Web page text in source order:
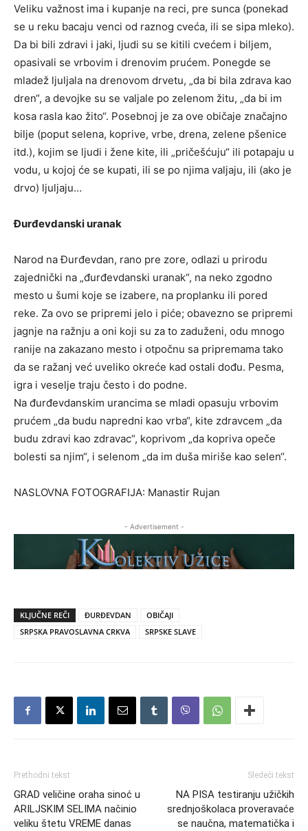
Veliku važnost ima i kupanje na reci, pre sunca (ponekad
se u reku bacaju venci od raznog cveća, ili se sipa mleko).
Da bi bili zdravi i jaki, ljudi su se kitili cvećem i biljem,
opasivali se vrbovim i drenovim prućem. Ponegde se
mladež ljuljala na drenovom drvetu, „da bi bila zdrava kao
dren“, a devojke su se valjale po zelenom žitu, „da bi im
kosa rasla kao žito“. Posebnoj je za ove običaje značajno
bilje (poput selena, koprive, vrbe, drena, zelene pšenice
itd.), kojim se ljudi i žene kite, ili „pričešćuju“ ili potapaju u
vodu, u kojoj će se kupati, ili se po njima valjaju, ili (ako je
drvo) ljuljaju…
Đurđevdanski uranak
Narod na Đurđevdan, rano pre zore, odlazi u prirodu
zajednički na „đurđevdanski uranak“, na neko zgodno
mesto u šumi koje se izabere, na proplanku ili pored
reke. Za ovo se pripremi jelo i piće; obavezno se pripremi
jagnje na ražnju a oni koji su za to zaduženi, odu mnogo
ranije na zakazano mesto i otpočnu sa pripremama tako
da se ražanj već uveliko okreće kad ostali dođu. Pesma,
igra i veselje traju često i do podne.
Na đurđevdanskim urancima se mladi opasuju vrbovim
prućem „da budu napredni kao vrba“, kite zdravcem „da
budu zdravi kao zdravac“, koprivom „da kopriva opeče
bolesti sa njim“, i selenom „da im duša miriše kao selen“.
NASLOVNA FOTOGRAFIJA: Manastir Rujan
- Advertisement -
KLJUČNE REČI ĐURĐEVDAN
OBIČAJI
SRPSKA PRAVOSLAVNA CRKVA
SRPSKE SLAVE
Prethodni tekst
GRAD veličine oraha sinoć u
ARILJSKIM SELIMA načinio
veliku štetu VREME danas
Sledeći tekst
NA PISA testiranju užičkih
srednjoškolaca proveravaće
se naučna, matematička i